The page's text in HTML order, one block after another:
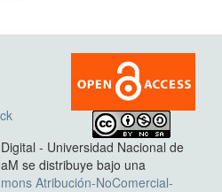
- Universidad Nacional de
se distribuye bajo una
Atribución-NoComercial-